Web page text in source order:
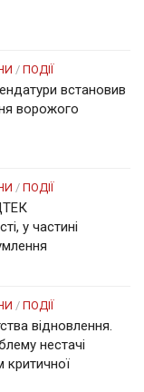
/ ПОДІЇ
встановив
ворожого
/ ПОДІЇ
у частині
/ ПОДІЇ
відновлення.
нестачі
критичної